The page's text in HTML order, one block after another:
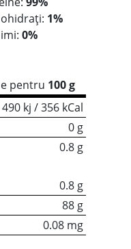
1%
0%
pentru 100 g
kj / 356 kCal
0 g
0.8 g
0.8 g
88 g
0.08 mg